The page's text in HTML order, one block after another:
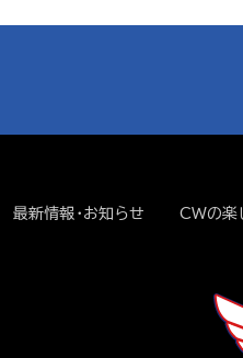
最新情報・お知らせ CWの楽